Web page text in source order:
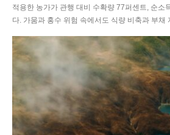
적용한 농가가 관행 대비 수확량 77퍼센트, 순소
다. 가뭄과 홍수 위험 속에서도 식량 비축과 부채